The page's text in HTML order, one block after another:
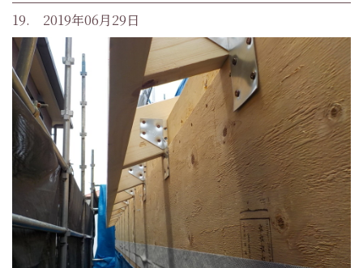
19. 2019年06月29日